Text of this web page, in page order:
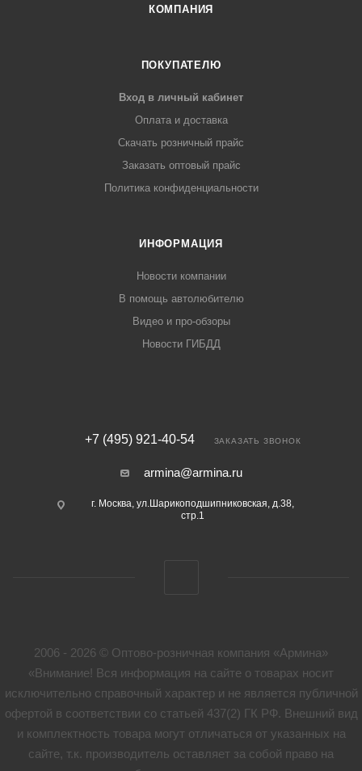
КОМПАНИЯ
ПОКУПАТЕЛЮ
Вход в личный кабинет
Оплата и доставка
Скачать розничный прайс
Заказать оптовый прайс
Политика конфиденциальности
ИНФОРМАЦИЯ
Новости компании
В помощь автолюбителю
Видео и про-обзоры
Новости ГИБДД
+7 (495) 921-40-54 ЗАКАЗАТЬ ЗВОНОК
armina@armina.ru
г. Москва, ул.Шарикоподшипниковская, д.38,
стр.1
2006 - 2026 © Оптово-розничная компания «Армина»
«Внимание! Вся информация на сайте о товарах носит
исключительно справочный характер и не является публичной
офертой в соответствии со статьей 437(2) ГК РФ. Внешний вид
и комплектность товара могут отличаться от указанных на
сайте, т.к. производитель оставляет за собой право на